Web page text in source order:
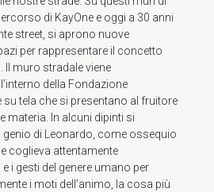
di KayOne e oggi a 30 anni
street, si aprono nuove
per rappresentare il concetto
Il muro stradale viene
della Fondazione
su tela che si presentano al fruitore
materia. In alcuni dipinti si
di Leonardo, come ossequio
coglieva attentamente
e i gesti del genere umano per
i moti dell’animo, la cosa più